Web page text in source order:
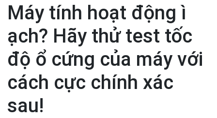
Máy tính hoạt động ì
ạch? Hãy thử test tốc
độ ổ cứng của máy với
cách cực chính xác
sau!